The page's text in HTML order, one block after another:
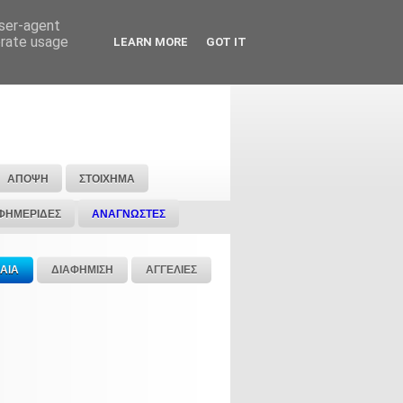
ΑΠΟΨΗ ΣΤΟΙΧΗΜΑ
ΑΝΑΓΝΩΣΤΕΣ
ΔΙΑΦΗΜΙΣΗ ΑΓΓΕΛΙΕΣ
agent
usage
LEARN MORE GOT IT